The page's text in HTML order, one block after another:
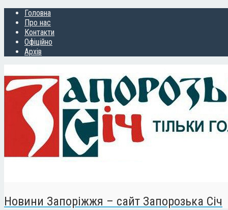
Головна
Про нас
Контакти
Офіційно
Архів
Новини Запоріжжя – сайт Запорозька Січ